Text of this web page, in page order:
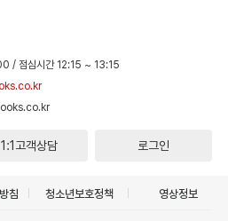
/ 점심시간 12:15 ~ 13:15
1:1고객상담 로그인
침 청소년보호정책 영상정보